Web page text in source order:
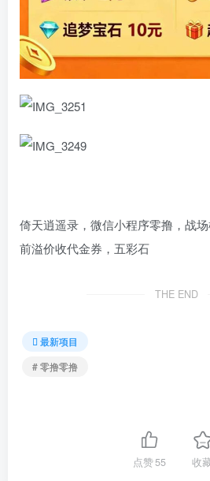
倚天逍遥录，微信小程序零撸，战
前溢价收代金券，五彩石
THE END
最新项目
# 零撸零撸
点赞55 收